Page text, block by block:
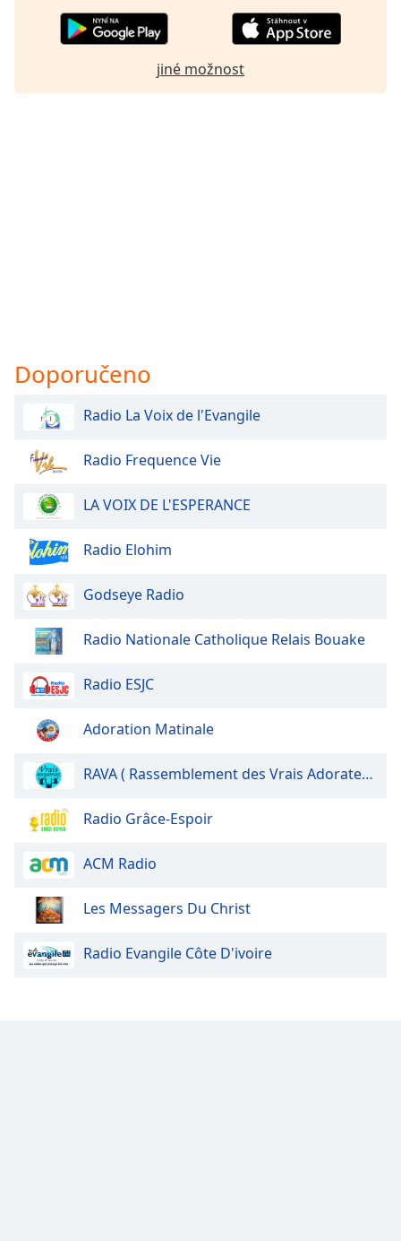
jiné možnost
Doporučeno
Radio La Voix de l'Evangile
Radio Frequence Vie
LA VOIX DE L'ESPERANCE
Radio Elohim
Godseye Radio
Radio Nationale Catholique Relais Bouake
Radio ESJC
Adoration Matinale
RAVA ( Rassemblement des Vrais Adorateurs)
Radio Grâce-Espoir
ACM Radio
Les Messagers Du Christ
Radio Evangile Côte D'ivoire